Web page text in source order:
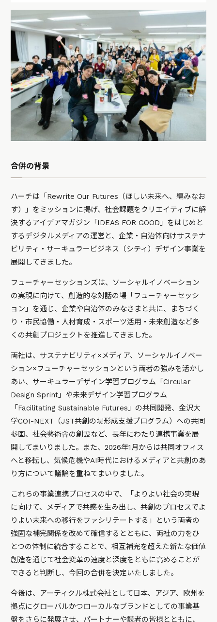
合併の背景
ハーチは「Rewrite Our Futures（ほしい未来へ、編みなお
す）」をミッションに掲げ、社会課題をクリエイティブに解
決するアイデアマガジン「IDEAS FOR GOOD」をはじめと
するデジタルメディアの運営と、企業・自治体向けサステナ
ビリティ・サーキュラービジネス（シティ）デザイン事業を
展開してきました。
フューチャーセッションズは、ソーシャルイノベーション
の実現に向けて、創造的な対話の場「フューチャーセッシ
ョン」を通じ、企業や自治体のみなさまと共に、まちづく
り・市民協働・人材育成・スポーツ活用・未来創造など多
くの共創プロジェクトを推進してきました。
両社は、サステナビリティ×メディア、ソーシャルイノベー
ション×フューチャーセッションという両者の強みを活かし
あい、サーキュラーデザイン学習プログラム「Circular
Design Sprint」や未来デザイン学習プログラム
「Facilitating Sustainable Futures」の共同開発、金沢大
学COI-NEXT（JST共創の場形成支援プログラム）への共同
参画、社会藝術舎の創設など、長年にわたり連携事業を展
開してまいりました。また、2026年1月からは共同オフィス
へと移転し、気候危機やAI時代におけるメディアと共創のあ
り方について議論を重ねてまいりました。
これらの事業連携プロセスの中で、「よりよい社会の実現
に向けて、メディアで共感を生み出し、共創のプロセスでよ
りよい未来への移行をファシリテートする」という両者の
強固な補完関係を改めて確信するとともに、両社の力をひ
とつの体制に統合することで、相互補完を超えた新たな価値
創造を通じて社会変革の速度と深度をともに高めることが
できると判断し、今回の合併を決定いたしました。
今後は、アーティクル株式会社として日本、アジア、欧州を
拠点にグローバルかつローカルなブランドとしての事業基
盤をさらに発展させ、パートナーや読者の皆様とともに、